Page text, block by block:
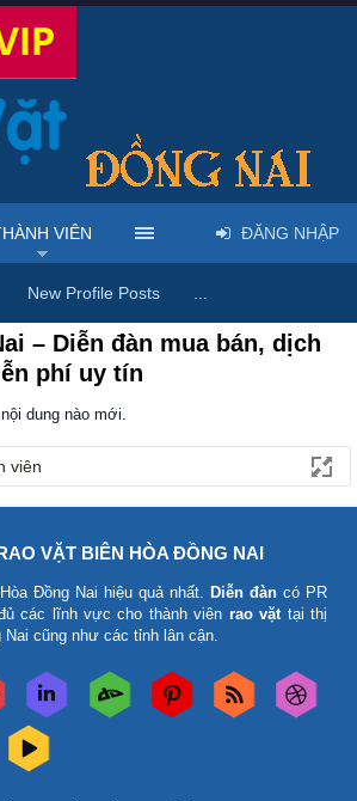
viên
– Diễn đàn mua bán, dịch
phí uy tín
dung nào mới.
viên
VIÊN
New Profile Posts
ĐĂNG NHẬP
VẶT BIÊN HÒA ĐỒNG NAI
Đồng Nai hiệu quả nhất. Diễn đàn có PR
các lĩnh vực cho thành viên rao vặttại thị
cũng như các tỉnh lân cận.